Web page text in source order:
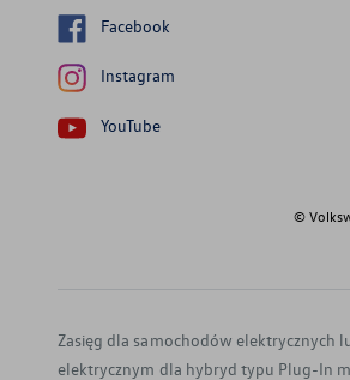
Facebook
Instagram
YouTube
©
Zasięg dla samochodów elektrycznych
elektrycznym dla hybryd typu Plug-In